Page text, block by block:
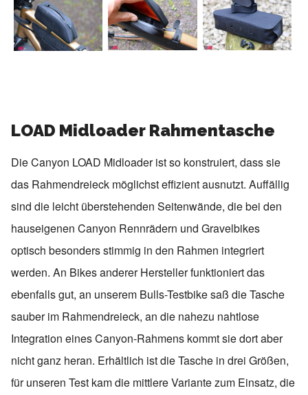
LOAD Midloader Rahmentasche
Die Canyon LOAD Midloader ist so konstruiert, dass sie
das Rahmendreieck möglichst effizient ausnutzt. Auffällig
sind die leicht überstehenden Seitenwände, die bei den
hauseigenen Canyon Rennrädern und Gravelbikes
optisch besonders stimmig in den Rahmen integriert
werden. An Bikes anderer Hersteller funktioniert das
ebenfalls gut, an unserem Bulls-Testbike saß die Tasche
sauber im Rahmendreieck, an die nahezu nahtlose
Integration eines Canyon-Rahmens kommt sie dort aber
nicht ganz heran. Erhältlich ist die Tasche in drei Größen,
für unseren Test kam die mittlere Variante zum Einsatz, die